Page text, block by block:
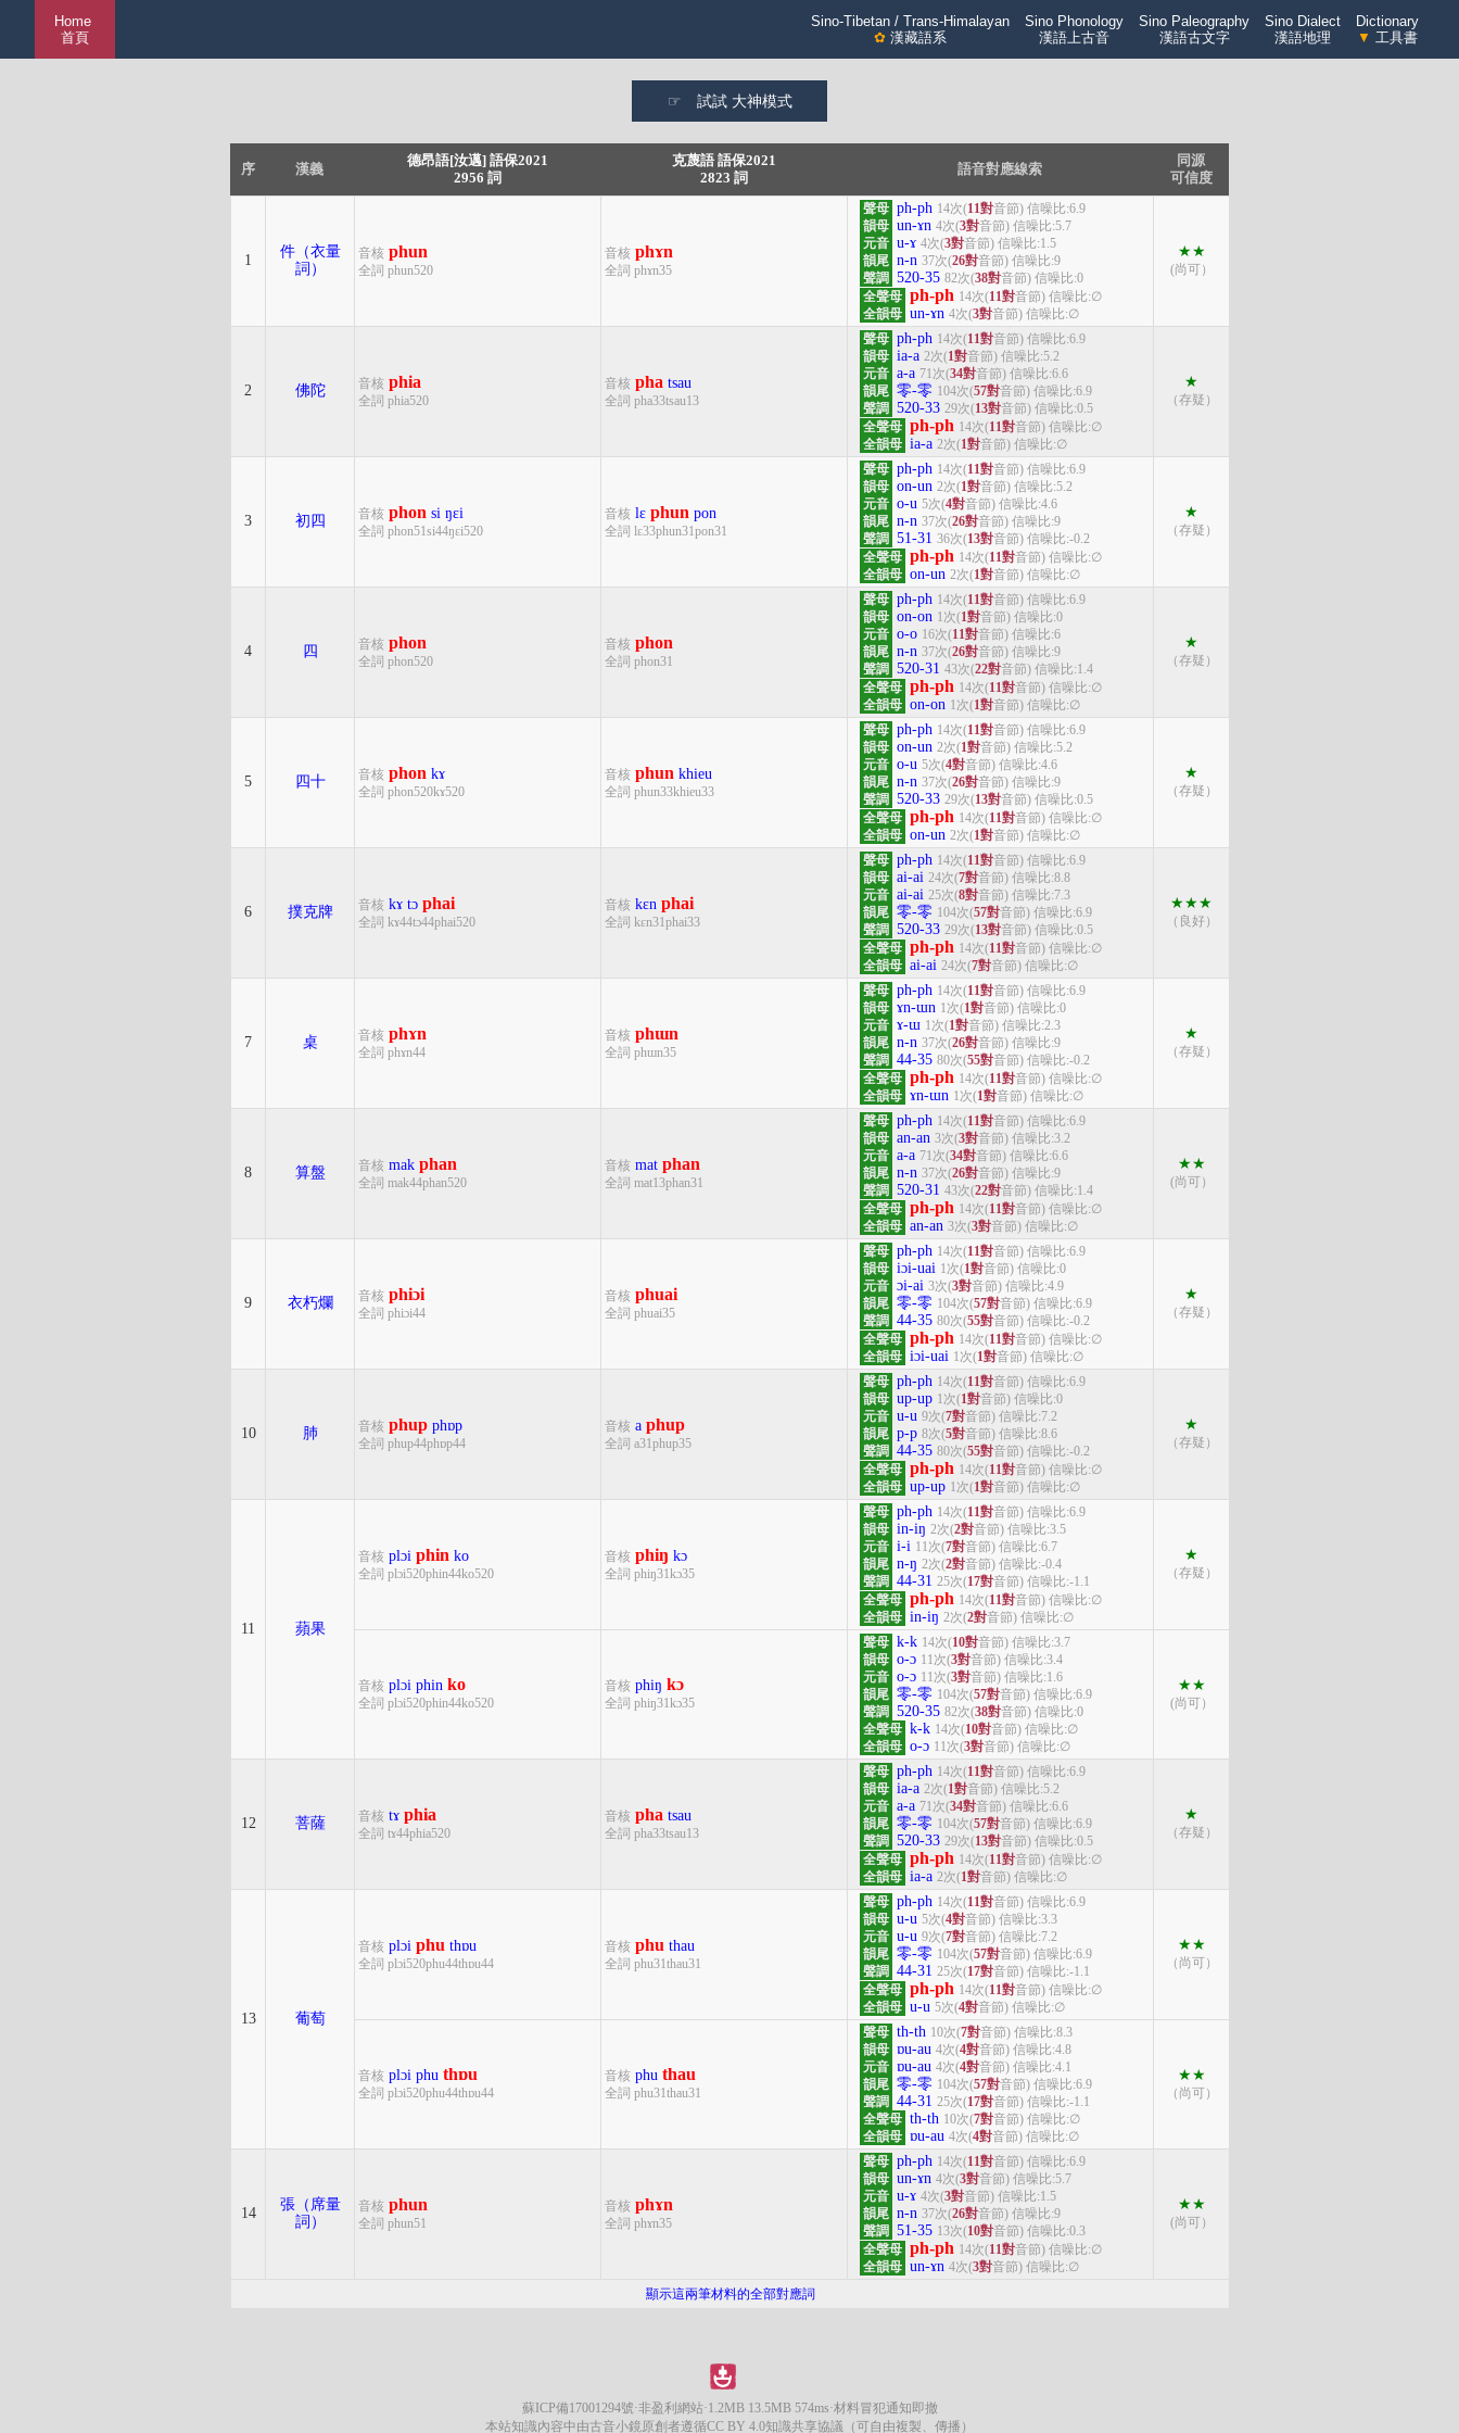
Home
首頁
Sino-Tibetan / Trans-Himalayan
✿ 漢藏語系
Sino Phonology
漢語上古音
Sino Paleography
漢語古文字
Sino Dialect
漢語地理
Dictionary
▼ 工具書
序 漢義
德昂語[汝邁] 語保2021
2956 詞
克蔑語 語保2021
2823 詞
語音對應線索
同源
可信度
1
件（衣量
詞）
音核 phun
全詞 phun520
音核 phɤn
全詞 phɤn35
聲母 ph-ph 14次(11對音節) 信噪比:6.9
韻母 un-ɤn 4次(3對音節) 信噪比:5.7
元音 u-ɤ 4次(3對音節) 信噪比:1.5
韻尾 n-n 37次(26對音節) 信噪比:9
聲調 520-35 82次(38對音節) 信噪比:0
全聲母 ph-ph 14次(11對音節) 信噪比:∅
全韻母 un-ɤn 4次(3對音節) 信噪比:∅
★★
(尚可）
2 佛陀 音核 phia
全詞 phia520
音核 pha tsau
全詞 pha33tsau13
聲母 ph-ph 14次(11對音節) 信噪比:6.9
韻母 ia-a 2次(1對音節) 信噪比:5.2
元音 a-a 71次(34對音節) 信噪比:6.6
韻尾 零-零 104次(57對音節) 信噪比:6.9
聲調 520-33 29次(13對音節) 信噪比:0.5
全聲母 ph-ph 14次(11對音節) 信噪比:∅
全韻母 ia-a 2次(1對音節) 信噪比:∅
★
（存疑）
3 初四 音核 phon si ŋɛi
全詞 phon51si44ŋɛi520
音核 lɛ phun pon
全詞 lɛ33phun31pon31
聲母 ph-ph 14次(11對音節) 信噪比:6.9
韻母 on-un 2次(1對音節) 信噪比:5.2
元音 o-u 5次(4對音節) 信噪比:4.6
韻尾 n-n 37次(26對音節) 信噪比:9
聲調 51-31 36次(13對音節) 信噪比:-0.2
全聲母 ph-ph 14次(11對音節) 信噪比:∅
全韻母 on-un 2次(1對音節) 信噪比:∅
★
（存疑）
4 四 音核 phon
全詞 phon520
音核 phon
全詞 phon31
聲母 ph-ph 14次(11對音節) 信噪比:6.9
韻母 on-on 1次(1對音節) 信噪比:0
元音 o-o 16次(11對音節) 信噪比:6
韻尾 n-n 37次(26對音節) 信噪比:9
聲調 520-31 43次(22對音節) 信噪比:1.4
全聲母 ph-ph 14次(11對音節) 信噪比:∅
全韻母 on-on 1次(1對音節) 信噪比:∅
★
（存疑）
5 四十 音核 phon kɤ
全詞 phon520kɤ520
音核 phun khieu
全詞 phun33khieu33
聲母 ph-ph 14次(11對音節) 信噪比:6.9
韻母 on-un 2次(1對音節) 信噪比:5.2
元音 o-u 5次(4對音節) 信噪比:4.6
韻尾 n-n 37次(26對音節) 信噪比:9
聲調 520-33 29次(13對音節) 信噪比:0.5
全聲母 ph-ph 14次(11對音節) 信噪比:∅
全韻母 on-un 2次(1對音節) 信噪比:∅
★
（存疑）
6 撲克牌 音核 kɤ tɔ phai
全詞 kɤ44tɔ44phai520
音核 kɛn phai
全詞 kɛn31phai33
聲母 ph-ph 14次(11對音節) 信噪比:6.9
韻母 ai-ai 24次(7對音節) 信噪比:8.8
元音 ai-ai 25次(8對音節) 信噪比:7.3
韻尾 零-零 104次(57對音節) 信噪比:6.9
聲調 520-33 29次(13對音節) 信噪比:0.5
全聲母 ph-ph 14次(11對音節) 信噪比:∅
全韻母 ai-ai 24次(7對音節) 信噪比:∅
★★★
（良好）
7 桌 音核 phɤn
全詞 phɤn44
音核 phɯn
全詞 phɯn35
聲母 ph-ph 14次(11對音節) 信噪比:6.9
韻母 ɤn-ɯn 1次(1對音節) 信噪比:0
元音 ɤ-ɯ 1次(1對音節) 信噪比:2.3
韻尾 n-n 37次(26對音節) 信噪比:9
聲調 44-35 80次(55對音節) 信噪比:-0.2
全聲母 ph-ph 14次(11對音節) 信噪比:∅
全韻母 ɤn-ɯn 1次(1對音節) 信噪比:∅
★
（存疑）
8 算盤 音核 mak phan
全詞 mak44phan520
音核 mat phan
全詞 mat13phan31
聲母 ph-ph 14次(11對音節) 信噪比:6.9
韻母 an-an 3次(3對音節) 信噪比:3.2
元音 a-a 71次(34對音節) 信噪比:6.6
韻尾 n-n 37次(26對音節) 信噪比:9
聲調 520-31 43次(22對音節) 信噪比:1.4
全聲母 ph-ph 14次(11對音節) 信噪比:∅
全韻母 an-an 3次(3對音節) 信噪比:∅
★★
(尚可）
9 衣朽爛 音核 phiɔi
全詞 phiɔi44
音核 phuai
全詞 phuai35
聲母 ph-ph 14次(11對音節) 信噪比:6.9
韻母 iɔi-uai 1次(1對音節) 信噪比:0
元音 ɔi-ai 3次(3對音節) 信噪比:4.9
韻尾 零-零 104次(57對音節) 信噪比:6.9
聲調 44-35 80次(55對音節) 信噪比:-0.2
全聲母 ph-ph 14次(11對音節) 信噪比:∅
全韻母 iɔi-uai 1次(1對音節) 信噪比:∅
★
（存疑）
10 肺 音核 phup phɒp
全詞 phup44phɒp44
音核 a phup
全詞 a31phup35
聲母 ph-ph 14次(11對音節) 信噪比:6.9
韻母 up-up 1次(1對音節) 信噪比:0
元音 u-u 9次(7對音節) 信噪比:7.2
韻尾 p-p 8次(5對音節) 信噪比:8.6
聲調 44-35 80次(55對音節) 信噪比:-0.2
全聲母 ph-ph 14次(11對音節) 信噪比:∅
全韻母 up-up 1次(1對音節) 信噪比:∅
★
（存疑）
11 蘋果
音核 plɔi phin ko
全詞 plɔi520phin44ko520
音核 phiŋ kɔ
全詞 phiŋ31kɔ35
聲母 ph-ph 14次(11對音節) 信噪比:6.9
韻母 in-iŋ 2次(2對音節) 信噪比:3.5
元音 i-i 11次(7對音節) 信噪比:6.7
韻尾 n-ŋ 2次(2對音節) 信噪比:-0.4
聲調 44-31 25次(17對音節) 信噪比:-1.1
全聲母 ph-ph 14次(11對音節) 信噪比:∅
全韻母 in-iŋ 2次(2對音節) 信噪比:∅
★
（存疑）
音核 plɔi phin ko
全詞 plɔi520phin44ko520
音核 phiŋ kɔ
全詞 phiŋ31kɔ35
聲母 k-k 14次(10對音節) 信噪比:3.7
韻母 o-ɔ 11次(3對音節) 信噪比:3.4
元音 o-ɔ 11次(3對音節) 信噪比:1.6
韻尾 零-零 104次(57對音節) 信噪比:6.9
聲調 520-35 82次(38對音節) 信噪比:0
全聲母 k-k 14次(10對音節) 信噪比:∅
全韻母 o-ɔ 11次(3對音節) 信噪比:∅
★★
(尚可）
12 菩薩 音核 tɤ phia
全詞 tɤ44phia520
音核 pha tsau
全詞 pha33tsau13
聲母 ph-ph 14次(11對音節) 信噪比:6.9
韻母 ia-a 2次(1對音節) 信噪比:5.2
元音 a-a 71次(34對音節) 信噪比:6.6
韻尾 零-零 104次(57對音節) 信噪比:6.9
聲調 520-33 29次(13對音節) 信噪比:0.5
全聲母 ph-ph 14次(11對音節) 信噪比:∅
全韻母 ia-a 2次(1對音節) 信噪比:∅
★
（存疑）
13 葡萄
音核 plɔi phu thɒu
全詞 plɔi520phu44thɒu44
音核 phu thau
全詞 phu31thau31
聲母 ph-ph 14次(11對音節) 信噪比:6.9
韻母 u-u 5次(4對音節) 信噪比:3.3
元音 u-u 9次(7對音節) 信噪比:7.2
韻尾 零-零 104次(57對音節) 信噪比:6.9
聲調 44-31 25次(17對音節) 信噪比:-1.1
全聲母 ph-ph 14次(11對音節) 信噪比:∅
全韻母 u-u 5次(4對音節) 信噪比:∅
★★
（尚可）
音核 plɔi phu thɒu
全詞 plɔi520phu44thɒu44
音核 phu thau
全詞 phu31thau31
聲母 th-th 10次(7對音節) 信噪比:8.3
韻母 ɒu-au 4次(4對音節) 信噪比:4.8
元音 ɒu-au 4次(4對音節) 信噪比:4.1
韻尾 零-零 104次(57對音節) 信噪比:6.9
聲調 44-31 25次(17對音節) 信噪比:-1.1
全聲母 th-th 10次(7對音節) 信噪比:∅
全韻母 ɒu-au 4次(4對音節) 信噪比:∅
★★
（尚可）
14
張（席量
詞）
音核 phun
全詞 phun51
音核 phɤn
全詞 phɤn35
聲母 ph-ph 14次(11對音節) 信噪比:6.9
韻母 un-ɤn 4次(3對音節) 信噪比:5.7
元音 u-ɤ 4次(3對音節) 信噪比:1.5
韻尾 n-n 37次(26對音節) 信噪比:9
聲調 51-35 13次(10對音節) 信噪比:0.3
全聲母 ph-ph 14次(11對音節) 信噪比:∅
全韻母 un-ɤn 4次(3對音節) 信噪比:∅
★★
(尚可）
顯示這兩筆材料的全部對應詞
蘇ICP備17001294號·非盈利網站·1.2MB 13.5MB 574ms·材料冒犯通知即撤
本站知識內容中由古音小鏡原創者遵循CC BY 4.0知識共享協議（可自由複製、傳播）